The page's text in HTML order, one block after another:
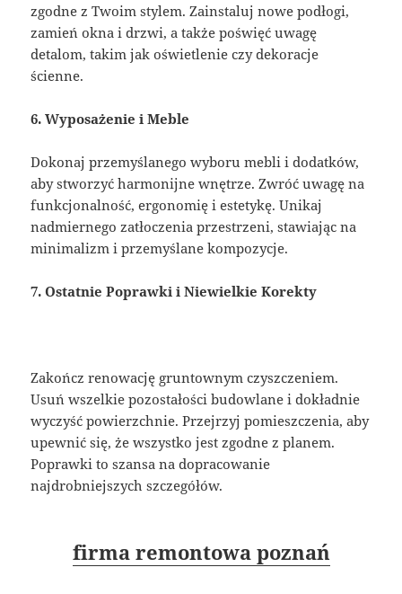
zgodne z Twoim stylem. Zainstaluj nowe podłogi,
zamień okna i drzwi, a także poświęć uwagę
detalom, takim jak oświetlenie czy dekoracje
ścienne.
6. Wyposażenie i Meble
Dokonaj przemyślanego wyboru mebli i dodatków,
aby stworzyć harmonijne wnętrze. Zwróć uwagę na
funkcjonalność, ergonomię i estetykę. Unikaj
nadmiernego zatłoczenia przestrzeni, stawiając na
minimalizm i przemyślane kompozycje.
7. Ostatnie Poprawki i Niewielkie Korekty
Zakończ renowację gruntownym czyszczeniem.
Usuń wszelkie pozostałości budowlane i dokładnie
wyczyść powierzchnie. Przejrzyj pomieszczenia, aby
upewnić się, że wszystko jest zgodne z planem.
Poprawki to szansa na dopracowanie
najdrobniejszych szczegółów.
firma remontowa poznań